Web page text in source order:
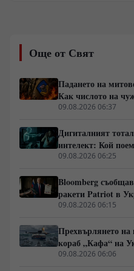
външнотърговския дял и
от 2% на 10%.
милиардното население.
Още от Свят
Падането на
Как числото на
спадна драстично
09.08.2026 06:37
Дигиталният
интелект: Кой
управление
09.08.2026 06:25
Bloomberg
ракети Patriot в
войски в Русия в
09.08.2026 06:15
Прехвърлянето на
кораб „Кафа“ на
режим в Балтика
09.08.2026 06:06